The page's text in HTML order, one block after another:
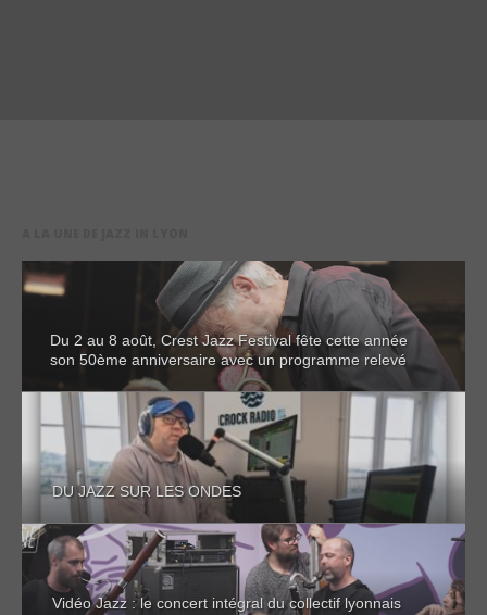
Du 2 au 8 août, Crest Jazz Festival fête cette année
son 50ème anniversaire avec un programme relevé
DU JAZZ SUR LES ONDES
Vidéo Jazz : le concert intégral du collectif lyonnais